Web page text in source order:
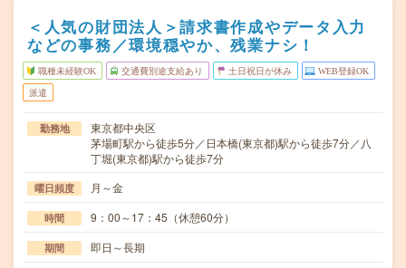
＜人気の財団法人＞請求書作成やデータ入力
などの事務／環境穏やか、残業ナシ！
職種未経験OK 交通費別途支給あり 土日祝日が休み WEB登録OK
派遣
勤務地
東京都中央区
茅場町駅から徒歩5分／日本橋(東京都)駅から徒歩7分／八
丁堀(東京都)駅から徒歩7分
曜日頻度 月～金
時間 9：00～17：45（休憩60分）
期間 即日～長期